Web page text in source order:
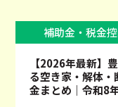
補助金・税金
【2026年最新】
る空き家・解体・
金まとめ｜令和8